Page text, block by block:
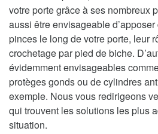
votre porte grâce à ses nombreux
aussi être envisageable
pinces le long de votre porte, leur
crochetage par pied de biche.
évidemment envisageables
protèges gonds ou de cylindres
exemple. Nous vous redirigeons
qui trouvent les solutions les plus
situation.